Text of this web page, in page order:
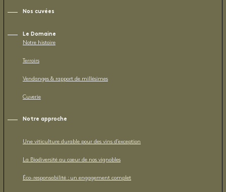
Nos cuvées
Le Domaine
Notre histoire
Terroirs
Vendanges & rapport de millésimes
Cuverie
Notre approche
Une viticulture durable pour des vins d’exception
La Biodiversité au cœur de nos vignobles
Éco-responsabilité : un engagement complet